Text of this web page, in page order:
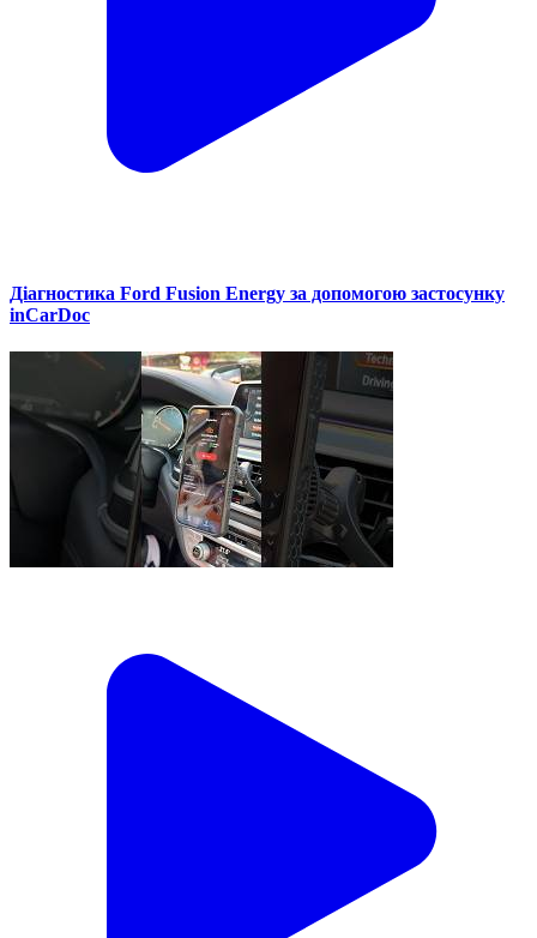
Діагностика Ford Fusion Energy за допомогою застосунку
inCarDoc